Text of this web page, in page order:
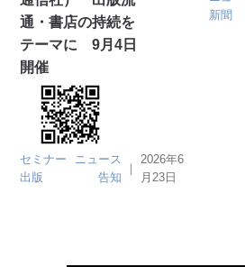
通・書店の持続を
テーマに 9月4日
開催
セミナー
ニュース
出版
告知
｜
2026年6
月23日
新聞